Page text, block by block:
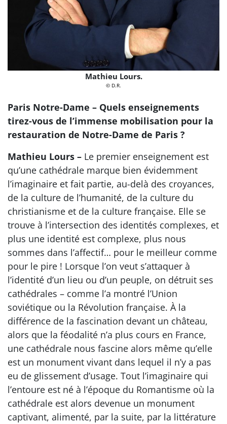
Mathieu Lours.
© D.R.
Paris Notre-Dame – Quels enseignements
tirez-vous de l’immense mobilisation pour la
restauration de Notre-Dame de Paris ?
Mathieu Lours – Le premier enseignement est
qu’une cathédrale marque bien évidemment
l’imaginaire et fait partie, au-delà des croyances,
de la culture de l’humanité, de la culture du
christianisme et de la culture française. Elle se
trouve à l’intersection des identités complexes, et
plus une identité est complexe, plus nous
sommes dans l’affectif… pour le meilleur comme
pour le pire ! Lorsque l’on veut s’attaquer à
l’identité d’un lieu ou d’un peuple, on détruit ses
cathédrales – comme l’a montré l’Union
soviétique ou la Révolution française. À la
différence de la fascination devant un château,
alors que la féodalité n’a plus cours en France,
une cathédrale nous fascine alors même qu’elle
est un monument vivant dans lequel il n’y a pas
eu de glissement d’usage. Tout l’imaginaire qui
l’entoure est né à l’époque du Romantisme où la
cathédrale est alors devenue un monument
captivant, alimenté, par la suite, par la littérature